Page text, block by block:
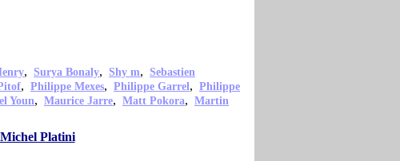
, Surya Bonaly, Shy m, Sebastien
, Philippe Mexes, Philippe Garrel, Philippe
Youn, Maurice Jarre, Matt Pokora, Martin
Platini